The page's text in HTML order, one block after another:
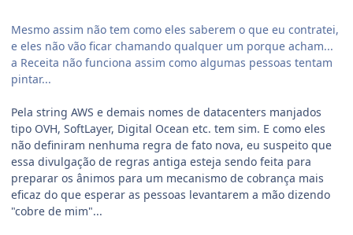
Mesmo assim não tem como eles saberem o que eu contratei,
e eles não vão ficar chamando qualquer um porque acham...
a Receita não funciona assim como algumas pessoas tentam
pintar...
Pela string AWS e demais nomes de datacenters manjados
tipo OVH, SoftLayer, Digital Ocean etc. tem sim. E como eles
não definiram nenhuma regra de fato nova, eu suspeito que
essa divulgação de regras antiga esteja sendo feita para
preparar os ânimos para um mecanismo de cobrança mais
eficaz do que esperar as pessoas levantarem a mão dizendo
"cobre de mim"...